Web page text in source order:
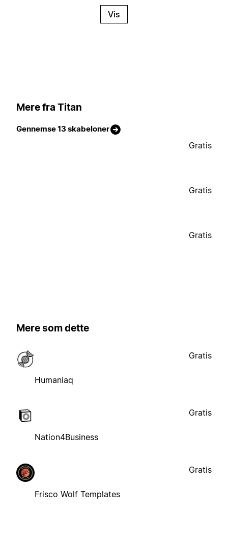
Vis
Mere fra Titan
Gennemse 13 skabeloner
Gratis
Gratis
Gratis
Mere som dette
Humaniaq
Gratis
Nation4Business
Gratis
Frisco Wolf Templates
Gratis